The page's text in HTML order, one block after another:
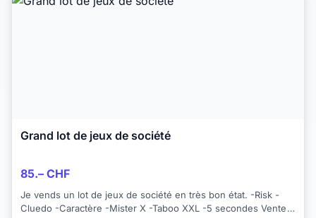
Grand lot de jeux de société
85.– CHF
Je vends un lot de jeux de société en très bon état. -Risk -
Cluedo -Caractère -Mister X -Taboo XXL -5 secondes Vente